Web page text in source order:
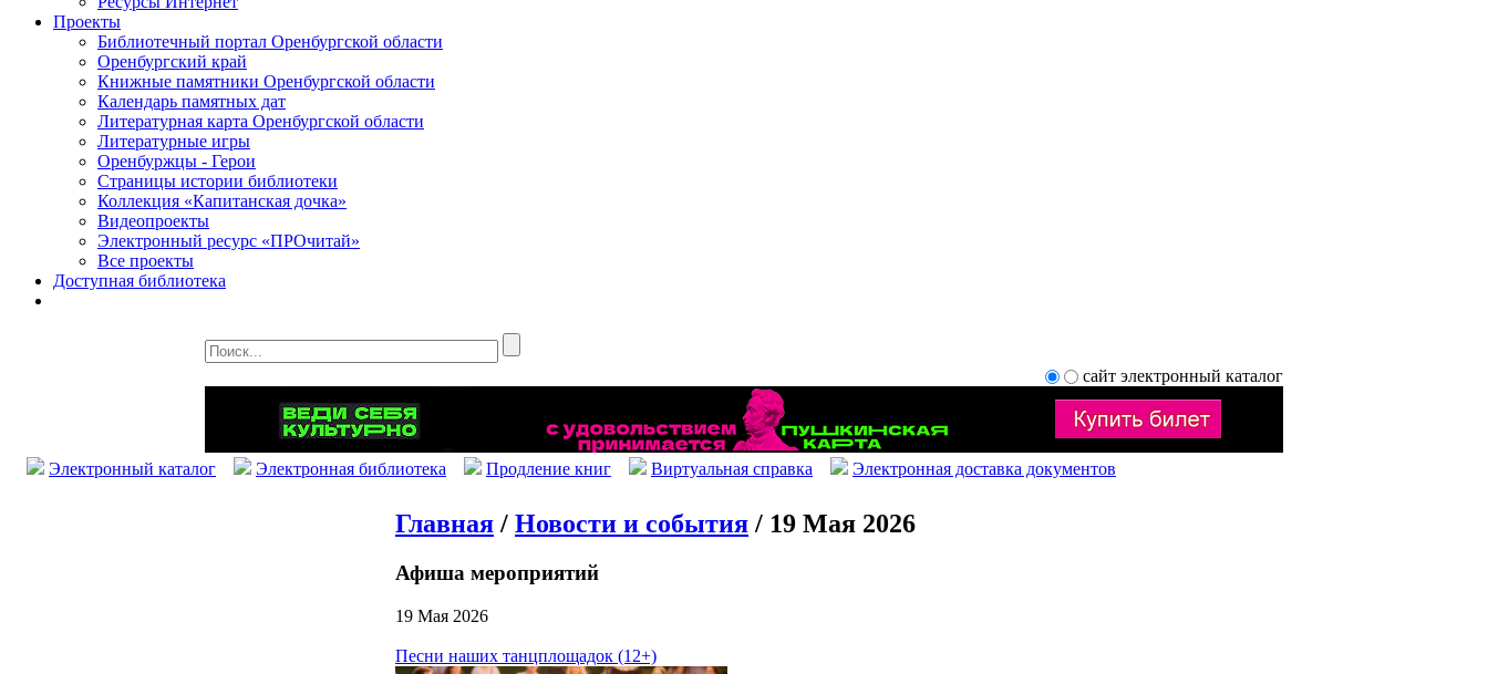
Проекты
Библиотечный портал Оренбургской области
Оренбургский край
Книжные памятники Оренбургской области
Календарь памятных дат
Литературная карта Оренбургской области
Литературные игры
Оренбуржцы - Герои
Страницы истории библиотеки
Коллекция «Капитанская дочка»
Видеопроекты
Электронный ресурс «ПРОчитай»
Все проекты
Доступная библиотека
сайт электронный каталог
Электронный каталог Электронная библиотека Продление книг Виртуальная справка Электронная доставка документов
Главная / Новости и события / 19 Мая 2026
Афиша мероприятий
19 Мая 2026
Песни наших танцплощадок (12+)